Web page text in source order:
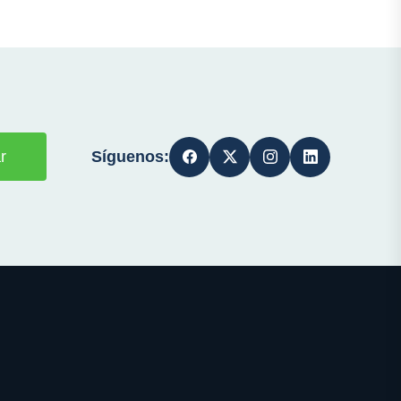
Síguenos: